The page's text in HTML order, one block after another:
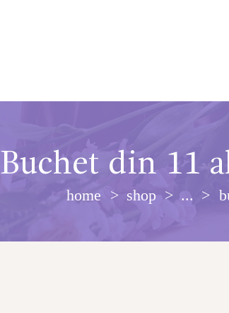
Buchet din 11
home shop ...